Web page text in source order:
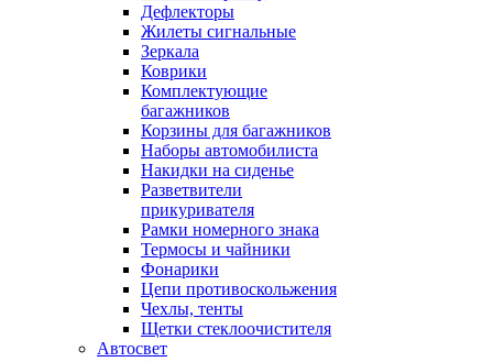
Дефлекторы
Жилеты сигнальные
Зеркала
Коврики
Комплектующие
багажников
Корзины для багажников
Наборы автомобилиста
Накидки на сиденье
Разветвители
прикуривателя
Рамки номерного знака
Термосы и чайники
Фонарики
Цепи противоскольжения
Чехлы, тенты
Щетки стеклоочистителя
Автосвет